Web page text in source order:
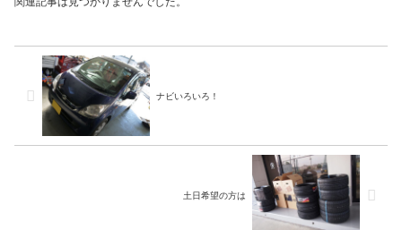
ナビいろいろ！
土日希望の方は